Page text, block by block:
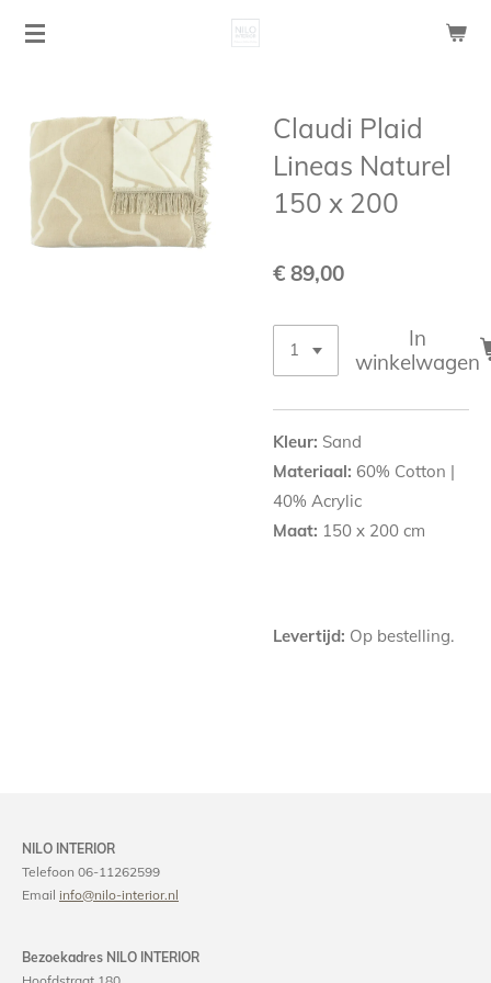
Ga
hoofdinhoud
Claudi Plaid
Lineas Naturel
150 x 200
€ 89,00
In
winkelwagen
Kleur: Sand
Materiaal: 60% Cotton |
40% Acrylic
Maat: 150 x 200 cm
Levertijd: Op bestelling.
NILO INTERIOR
Telefoon 06-11262599
Email info@nilo-interior.nl
Bezoekadres NILO INTERIOR